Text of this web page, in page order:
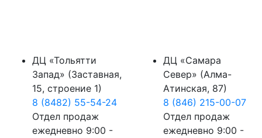
ДЦ «Тольятти
Запад» (Заставная,
15, строение 1)
8 (8482) 55-54-24
Отдел продаж
ежедневно 9:00 -
ДЦ «Самара
Север» (Алма-
Атинская, 87)
8 (846) 215-00-07
Отдел продаж
ежедневно 9:00 -